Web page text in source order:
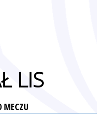
LIS
MECZU